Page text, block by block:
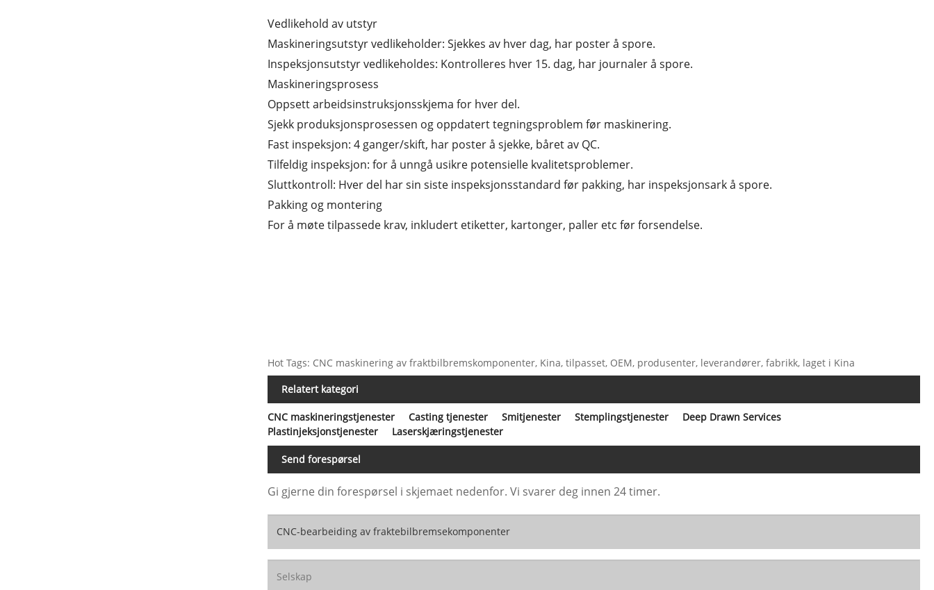
Vedlikehold av utstyr
Maskineringsutstyr vedlikeholder: Sjekkes av hver dag, har poster å spore.
Inspeksjonsutstyr vedlikeholdes: Kontrolleres hver 15. dag, har journaler å spore.
Maskineringsprosess
Oppsett arbeidsinstruksjonsskjema for hver del.
Sjekk produksjonsprosessen og oppdatert tegningsproblem før maskinering.
Fast inspeksjon: 4 ganger/skift, har poster å sjekke, båret av QC.
Tilfeldig inspeksjon: for å unngå usikre potensielle kvalitetsproblemer.
Sluttkontroll: Hver del har sin siste inspeksjonsstandard før pakking, har inspeksjonsark å spore.
Pakking og montering
For å møte tilpassede krav, inkludert etiketter, kartonger, paller etc før forsendelse.
Hot Tags: CNC maskinering av fraktbilbremskomponenter, Kina, tilpasset, OEM, produsenter, leverandører, fabrikk, laget i Kina
Relatert kategori
CNC maskineringstjenester Casting tjenester Smitjenester Stemplingstjenester
Deep Drawn Services
Plastinjeksjonstjenester
Laserskjæringstjenester
Send forespørsel
Gi gjerne din forespørsel i skjemaet nedenfor. Vi svarer deg innen 24 timer.